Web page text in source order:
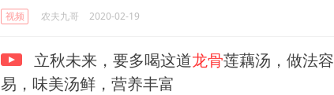
视频 农夫九哥 2020-02-19
立秋未来，要多喝这道龙骨莲藕汤，做法容
易，味美汤鲜，营养丰富